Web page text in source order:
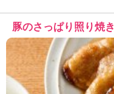
豚のさっぱり照り焼き